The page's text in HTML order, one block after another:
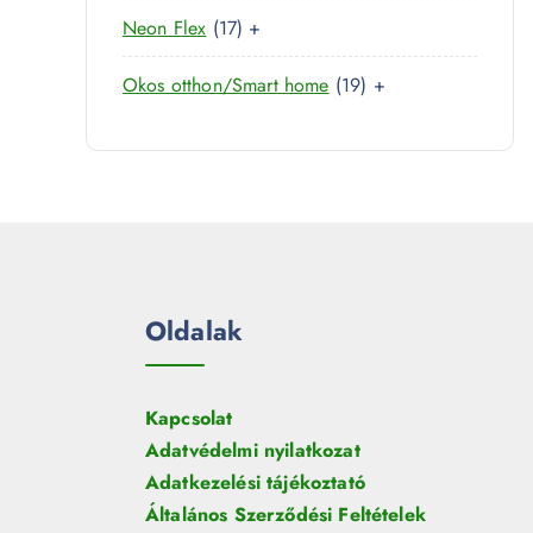
r
e
r
Neon Flex 171
7
t
r
+
Okos otthon/Smart home 191
t
+
Oldalak
Kapcsolat
Adatvédelmi nyilatkozat
Adatkezelési tájékoztató
Általános Szerződési Feltételek